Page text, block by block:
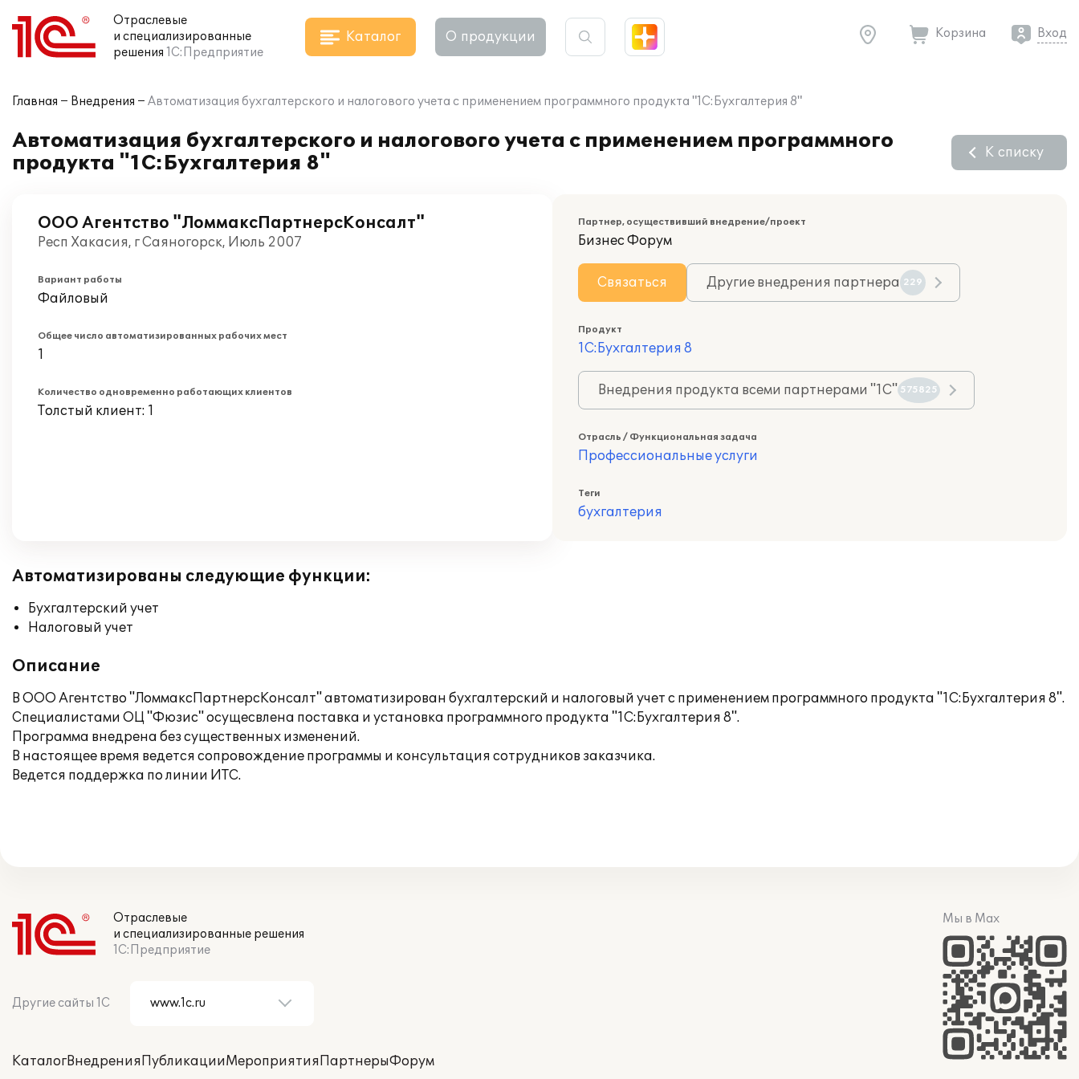
Отраслевые
и специализированные
решения 1С:Предприятие
Каталог О продукции Корзина Вход
Главная Внедрения Автоматизация бухгалтерского и налогового учета с применением программного продукта "1С:Бухгалтерия 8"
Автоматизация бухгалтерского и налогового учета с применением программного
продукта "1С:Бухгалтерия 8"
К списку
ООО Агентство "ЛоммаксПартнерсКонсалт"
Респ Хакасия, г Саяногорск, Июль 2007
Вариант работы
Файловый
Общее число автоматизированных рабочих мест
1
Количество одновременно работающих клиентов
Толстый клиент: 1
Партнер, осуществивший внедрение/проект
Бизнес Форум
Связаться Другие внедрения партнера 229
Продукт
1С:Бухгалтерия 8
Внедрения продукта всеми партнерами "1С" 575825
Отрасль / Функциональная задача
Профессиональные услуги
Теги
бухгалтерия
Автоматизированы следующие функции:
Бухгалтерский учет
Налоговый учет
Описание
В ООО Агентство "ЛоммаксПартнерсКонсалт" автоматизирован бухгалтерский и налоговый учет с применением программного продукта "1С:Бухгалтерия 8".
Специалистами ОЦ "Фюзис" осущесвлена поставка и установка программного продукта "1С:Бухгалтерия 8".
Программа внедрена без существенных изменений.
В настоящее время ведется сопровождение программы и консультация сотрудников заказчика.
Ведется поддержка по линии ИТС.
Отраслевые
и специализированные решения
1С:Предприятие
Другие сайты 1С
КаталогВнедренияПубликацииМероприятияПартнерыФорум
Мы в Max